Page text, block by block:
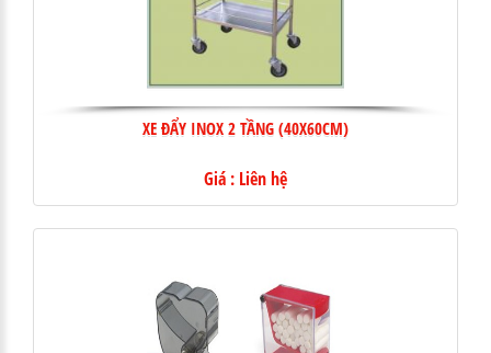
XE ĐẨY INOX 2 TẦNG (40X60CM)
Giá : Liên hệ